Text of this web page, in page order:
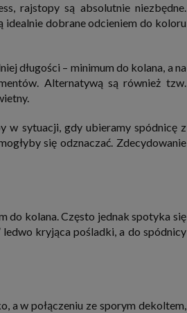
rajstopy są absolutnie niezbędne.
idealnie dobrane odcieniem do koloru
długości – minimum do kolana, a na
Alternatywą są również tzw.
w sytuacji, gdy ubieramy spódnicę z
się odznaczać. Zdecydowanie
do kolana. Często jednak spotyka się
kryjąca pośladki, a do spódnicy
a w połączeniu ze sporym dekoltem,